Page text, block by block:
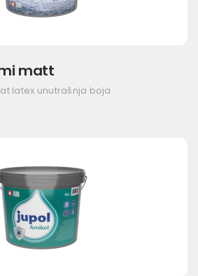
matt
latex unutrašnja boja